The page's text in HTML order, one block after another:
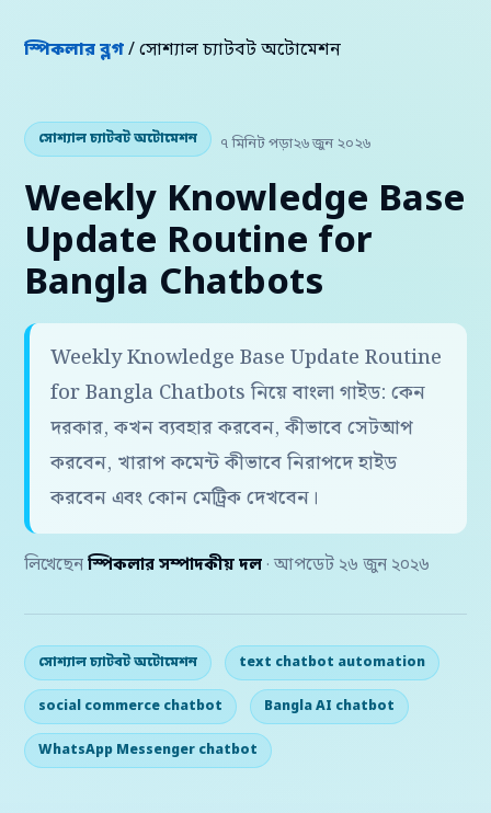
স্পিকলার ব্লগ/ সোশ্যাল চ্যাটবট অটোমেশন
সোশ্যাল চ্যাটবট অটোমেশন ৭ মিনিট পড়া২৬ জুন ২০২৬
Weekly Knowledge Base
Update Routine for
Bangla Chatbots
Weekly Knowledge Base Update Routine
for Bangla Chatbots নিয়ে বাংলা গাইড: কেন
দরকার, কখন ব্যবহার করবেন, কীভাবে সেটআপ
করবেন, খারাপ কমেন্ট কীভাবে নিরাপদে হাইড
করবেন এবং কোন মেট্রিক দেখবেন।
লিখেছেন স্পিকলার সম্পাদকীয় দল · আপডেট ২৬ জুন ২০২৬
সোশ্যাল চ্যাটবট অটোমেশন text chatbot automation
social commerce chatbot Bangla AI chatbot
WhatsApp Messenger chatbot